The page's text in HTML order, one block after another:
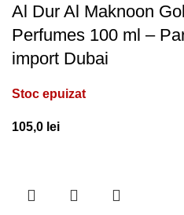
Al Dur Al Maknoon
Perfumes 100 ml –
import Dubai
Stoc epuizat
105,0 lei